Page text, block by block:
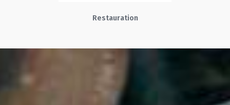
Restauration